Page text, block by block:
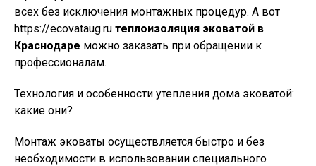
всех без исключения монтажных процедур. А вот
https://ecovataug.ru теплоизоляция эковатой в
Краснодаре можно заказать при обращении к
профессионалам.
Технология и особенности утепления дома эковатой:
какие они?
Монтаж эковаты осуществляется быстро и без
необходимости в использовании специального